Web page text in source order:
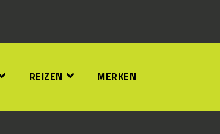
REIZEN MERKEN